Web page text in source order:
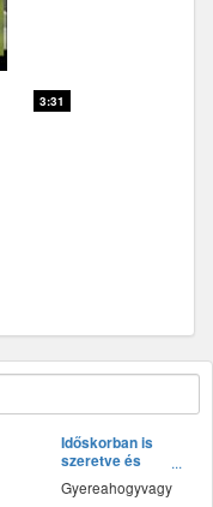
3:31
Időskorban is
szeretve és
elfogadva
Gyereahogyvagy